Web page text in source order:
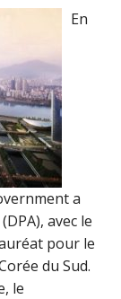
En
a
avec le
pour le
du Sud.
le